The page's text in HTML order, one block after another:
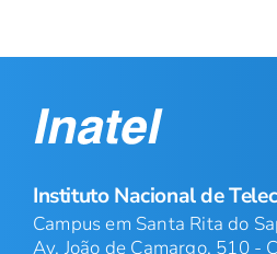
Instituto Nacional de
Campus em Santa Rita do
Av. João de Camargo, 510 -